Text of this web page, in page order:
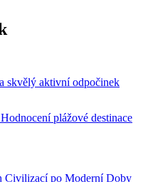
skvělý aktivní odpočinek
plážové destinace